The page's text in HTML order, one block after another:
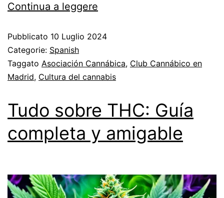
Continua a leggere
Pubblicato 10 Luglio 2024
Categorie: Spanish
Taggato Asociación Cannábica, Club Cannábico en
Madrid, Cultura del cannabis
Tudo sobre THC: Guía
completa y amigable